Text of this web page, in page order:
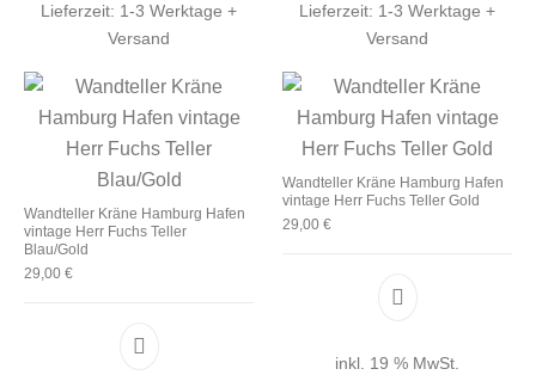
Lieferzeit: 1-3 Werktage +
Versand
Lieferzeit: 1-3 Werktage +
Versand
Wandteller Kräne Hamburg Hafen
vintage Herr Fuchs Teller
Blau/Gold
29,00 €
Wandteller Kräne Hamburg Hafen
vintage Herr Fuchs Teller Gold
29,00 €
inkl. 19 % MwSt.